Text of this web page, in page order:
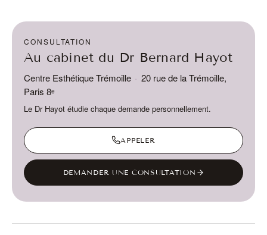
CONSULTATION
Au cabinet du Dr Bernard Hayot
Centre Esthétique Trémoille · 20 rue de la Trémoille,
Paris 8ᵉ
Le Dr Hayot étudie chaque demande personnellement.
APPELER
DEMANDER UNE CONSULTATION